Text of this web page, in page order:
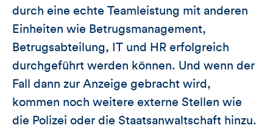
durch eine echte Teamleistung mit anderen
Einheiten wie Betrugsmanagement,
Betrugsabteilung, IT und HR erfolgreich
durchgeführt werden können. Und wenn der
Fall dann zur Anzeige gebracht wird,
kommen noch weitere externe Stellen wie
die Polizei oder die Staatsanwaltschaft hinzu.